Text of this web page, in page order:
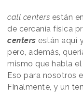
call centers están
de cercanía física
centers están aquí
pero, además,
mismo que habla
Eso para nosotros
Finalmente, y un